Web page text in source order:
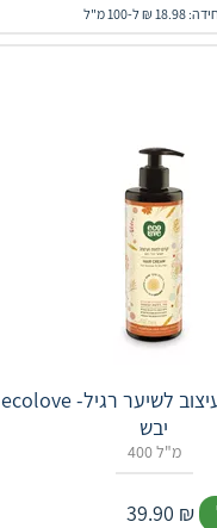
18.98 ₪ ל-100 מ"ל
ecolove קרםלחות ועיצוב לשיער רגיל-
יבש
400 מ"ל
39.90 ₪